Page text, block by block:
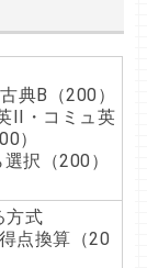
典B（200）
II・コミュ英
）
択（200）
方式
点換算（20